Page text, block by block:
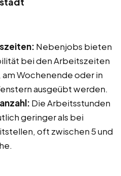
Nebenjobs bieten
bei den Arbeitszeiten
Wochenende oder in
ausgeübt werden.
Die Arbeitsstunden
geringer als bei
oft zwischen 5 und